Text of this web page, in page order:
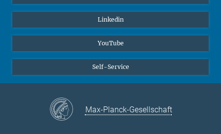
Linkedin
YouTube
Self-Service
Max-Planck-Gesellschaft